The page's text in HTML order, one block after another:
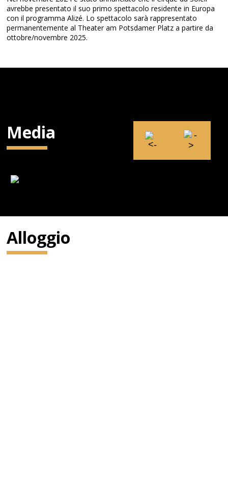
avrebbe presentato il suo primo spettacolo residente in Europa
con il programma Alizé. Lo spettacolo sarà rappresentato
permanentemente al Theater am Potsdamer Platz a partire da
ottobre/novembre 2025.
Media
Alloggio